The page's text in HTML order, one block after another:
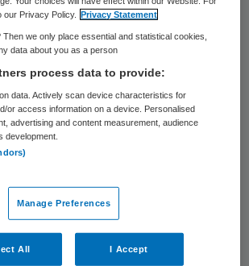
patiëntendossiers
gaan door het
automatiseerder
our Privacy Policy.
Privacy Statement
we only place essential and statistical cookies,
data about you as a person
process data to provide:
data. Actively scan device characteristics for
or access information on a device. Personalised
advertising and content measurement, audience
development.
Manage Preferences
All I Accept